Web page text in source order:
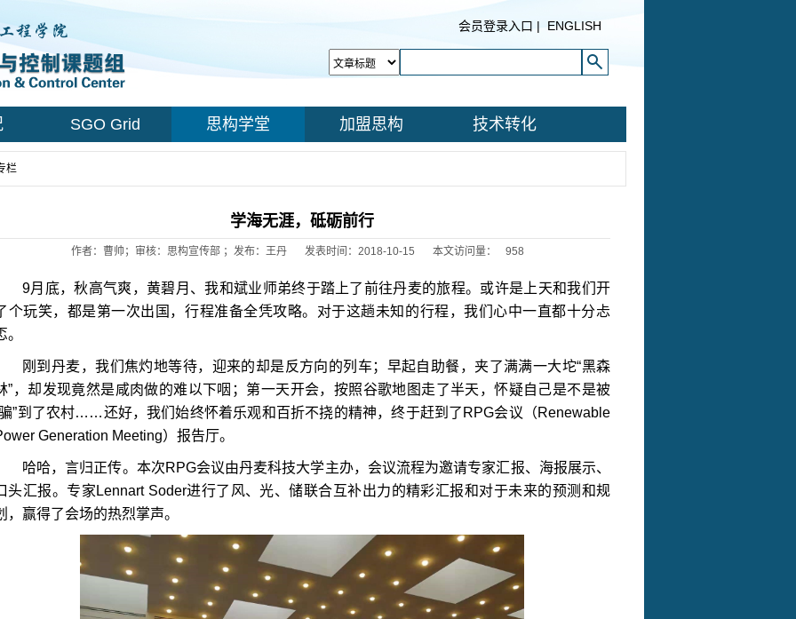
会员登录入口 | ENGLISH
SGO Grid 思构学堂 加盟思构 技术转化
栏
学海无涯，砥砺前行
作者：曹帅；审核：思构宣传部 ；发布：王丹 发表时间：2018-10-15 本文访问量： 958
9月底，秋高气爽，黄碧月、我和斌业师弟终于踏上了前往丹麦的旅程。或许是上天和我们开
个玩笑，都是第一次出国，行程准备全凭攻略。对于这趟未知的行程，我们心中一直都十分忐
。
刚到丹麦，我们焦灼地等待，迎来的却是反方向的列车；早起自助餐，夹了满满一大坨“黑森
”，却发现竟然是咸肉做的难以下咽；第一天开会，按照谷歌地图走了半天，怀疑自己是不是被
”到了农村……还好，我们始终怀着乐观和百折不挠的精神，终于赶到了 RPG会议（Renewable
Generation Meeting）报告厅。
哈哈，言归正传。本次RPG会议由丹麦科技大学主办，会议流程为邀请专家汇报、海报展示、
头汇报。专家 Lennart Soder进行了风、光、储联合互补出力的精彩汇报和对于未来的预测和规
，赢得了会场的热烈掌声。